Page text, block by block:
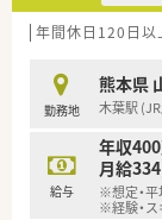
年間休日120日以
勤務地
熊本県
木葉駅
給与
年収
月給
※想定・
※経験・